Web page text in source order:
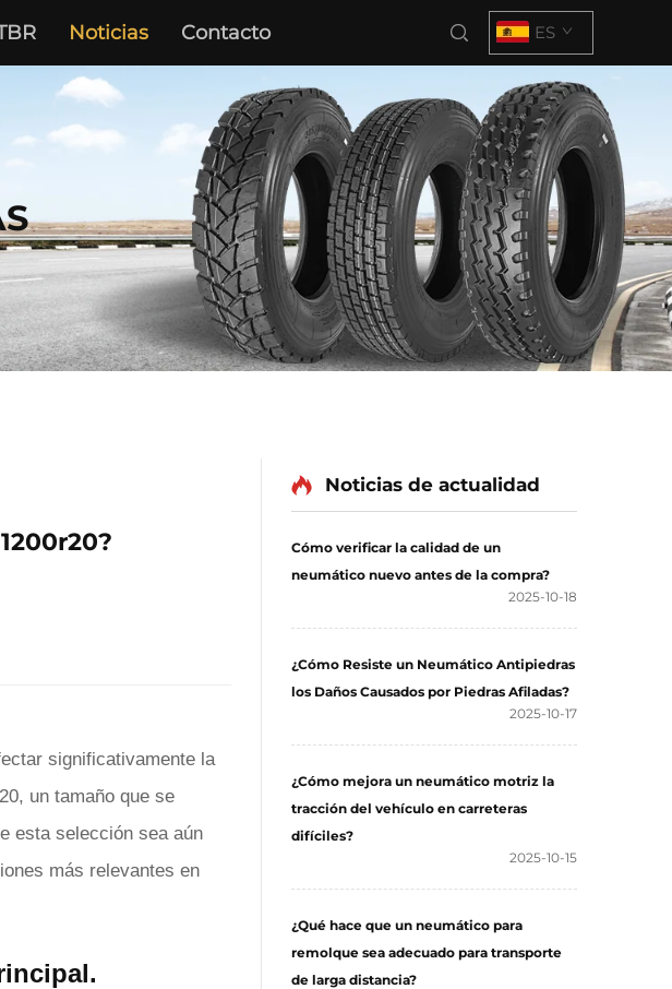
Noticias Contacto ES
significativamente la
un tamaño que se
esta selección sea aún
más relevantes en
Noticias de actualidad
Cómo verificar la calidad de un
neumático nuevo antes de la compra?
2025-10-18
¿Cómo Resiste un Neumático Antipiedras
los Daños Causados por Piedras Afiladas?
2025-10-17
¿Cómo mejora un neumático motriz la
tracción del vehículo en carreteras
difíciles?
2025-10-15
¿Qué hace que un neumático para
remolque sea adecuado para transporte
de larga distancia?